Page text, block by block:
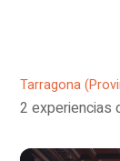
Tarragona
2 experiencias